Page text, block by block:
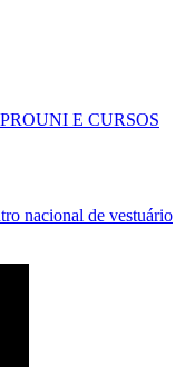
E CURSOS
nacional de vestuário